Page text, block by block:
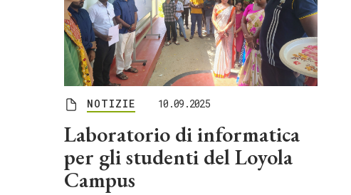
NOTIZIE 10.09.2025
Laboratorio di informatica
per gli studenti del Loyola
Campus